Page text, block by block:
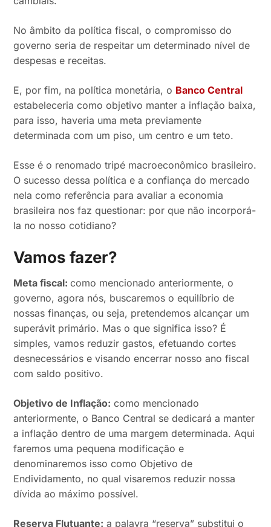
No âmbito da política fiscal, o compromisso do
governo seria de respeitar um determinado nível de
despesas e receitas.
E, por fim, na política monetária, o Banco Central
estabeleceria como objetivo manter a inflação baixa,
para isso, haveria uma meta previamente
determinada com um piso, um centro e um teto.
Esse é o renomado tripé macroeconômico brasileiro.
O sucesso dessa política e a confiança do mercado
nela como referência para avaliar a economia
brasileira nos faz questionar: por que não incorporá-
la no nosso cotidiano?
Vamos fazer?
Meta fiscal:como mencionado anteriormente, o
governo, agora nós, buscaremos o equilíbrio de
nossas finanças, ou seja, pretendemos alcançar um
superávit primário. Mas o que significa isso? É
simples, vamos reduzir gastos, efetuando cortes
desnecessários e visando encerrar nosso ano fiscal
com saldo positivo.
Objetivo de Inflação: como mencionado
anteriormente, o Banco Central se dedicará a manter
a inflação dentro de uma margem determinada. Aqui
faremos uma pequena modificação e
denominaremos isso como Objetivo de
Endividamento, no qual visaremos reduzir nossa
dívida ao máximo possível.
Reserva Flutuante: a palavra “reserva” substitui o